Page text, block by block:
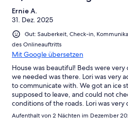
Ernie A.
31. Dez. 2025
Gut: Sauberkeit, Check-in,
des Onlineauftritts
Mit Google übersetzen
House was beautiful! Beds were
we needed was there. Lori was very
to communicate with. We got an ice
supposed to leave, and could not
conditions of the roads. Lori was very
problem-solve while putting safety
Aufenthalt von 2 Nächten im Dezember